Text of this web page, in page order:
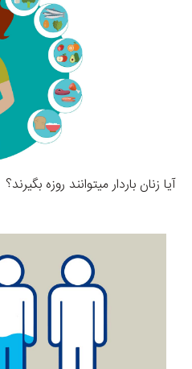
آیا زنان باردار میتوانند روزه بگیرند؟